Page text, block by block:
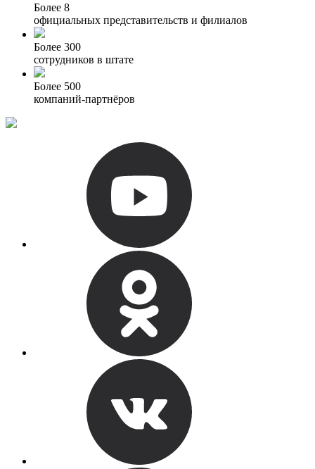
Более 8
официальных представительств и филиалов
Более 300
сотрудников в штате
Более 500
компаний-партнёров